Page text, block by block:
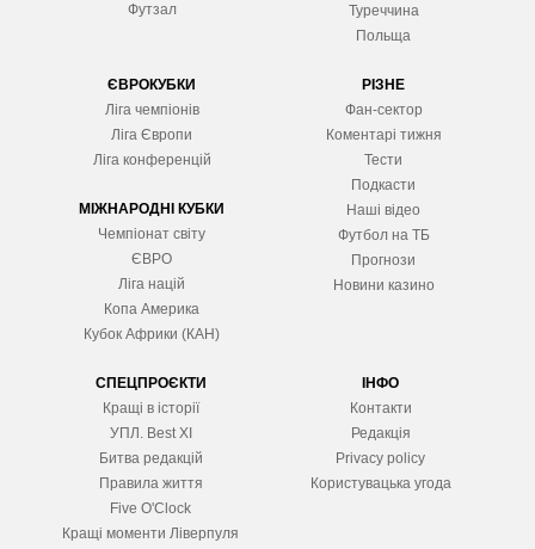
Футзал
Туреччина
Польща
ЄВРОКУБКИ
Ліга чемпіонів
Ліга Європи
Ліга конференцій
МІЖНАРОДНІ КУБКИ
Чемпіонат світу
ЄВРО
Ліга націй
Копа Америка
Кубок Африки (КАН)
РІЗНЕ
Фан-сектор
Коментарі тижня
Тести
Подкасти
Наші відео
Футбол на ТБ
Прогнози
Новини казино
СПЕЦПРОЄКТИ
Кращі в історії
УПЛ. Best XІ
Битва редакцій
Правила життя
Five O'Clock
Кращі моменти Ліверпуля
ІНФО
Контакти
Редакція
Privacy policy
Користувацька угода